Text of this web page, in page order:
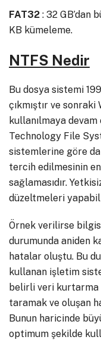
FAT32 : 32 GB’dan
KB kümeleme.
NTFS Nedir
Bu dosya sistemi
çıkmıştır ve
kullanılmaya
Technology File
sistemlerine göre
tercih edilmesinin
sağlamasıdır.
düzeltmeleri
Örnek verilirse
durumunda aniden
hatalar oluştu. Bu
kullanan işletim
belirli veri kurtarma
taramak ve oluşan
Bunun haricinde
optimum şekilde